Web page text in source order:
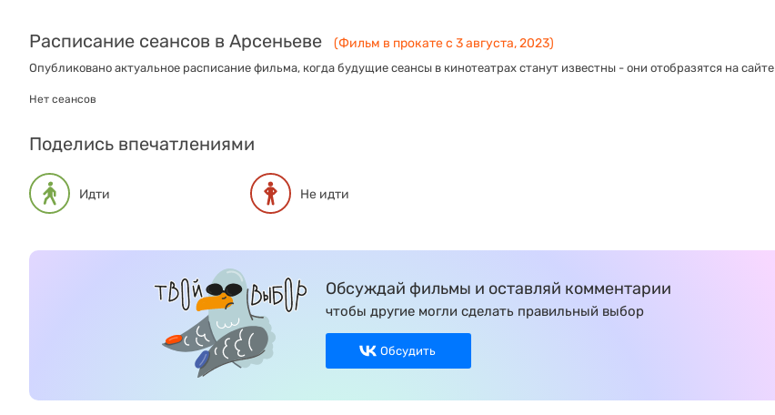
Расписание сеансов в Арсеньеве (Фильм в прокате с 3 августа, 2023)
Опубликовано актуальное расписание фильма, когда будущие сеансы в кинотеатрах станут известны - они отобразятся на сайте
Нет сеансов
Поделись впечатлениями
Идти Не идти
Обсуждай фильмы и оставляй комментарии
чтобы другие могли сделать правильный выбор
Обсудить